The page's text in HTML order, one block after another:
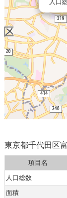
東京都千代田区
項目名
人口総数
面積